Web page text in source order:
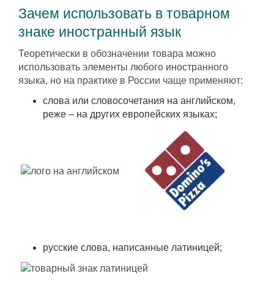
Зачем использовать в товарном
знаке иностранный язык
Теоретически в обозначении товара можно
использовать элементы любого иностранного
языка, но на практике в России чаще применяют:
слова или словосочетания на английском,
реже – на других европейских языках;
русские слова, написанные латиницей;